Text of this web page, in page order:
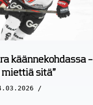
käännekohdassa –
miettiä sitä”